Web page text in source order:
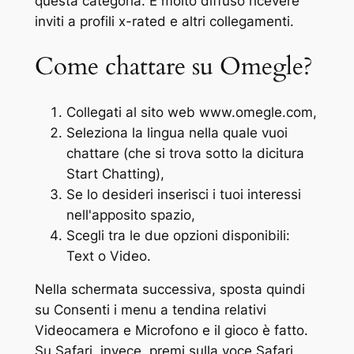
inviti a profili x-rated e altri collegamenti.
Come chattare su Omegle?
Collegati al sito web www.omegle.com,
Seleziona la lingua nella quale vuoi
chattare (che si trova sotto la dicitura
Start Chatting),
Se lo desideri inserisci i tuoi interessi
nell'apposito spazio,
Scegli tra le due opzioni disponibili:
Text o Video.
Nella schermata successiva, sposta quindi
su Consenti i menu a tendina relativi
Videocamera e Microfono e il gioco è fatto.